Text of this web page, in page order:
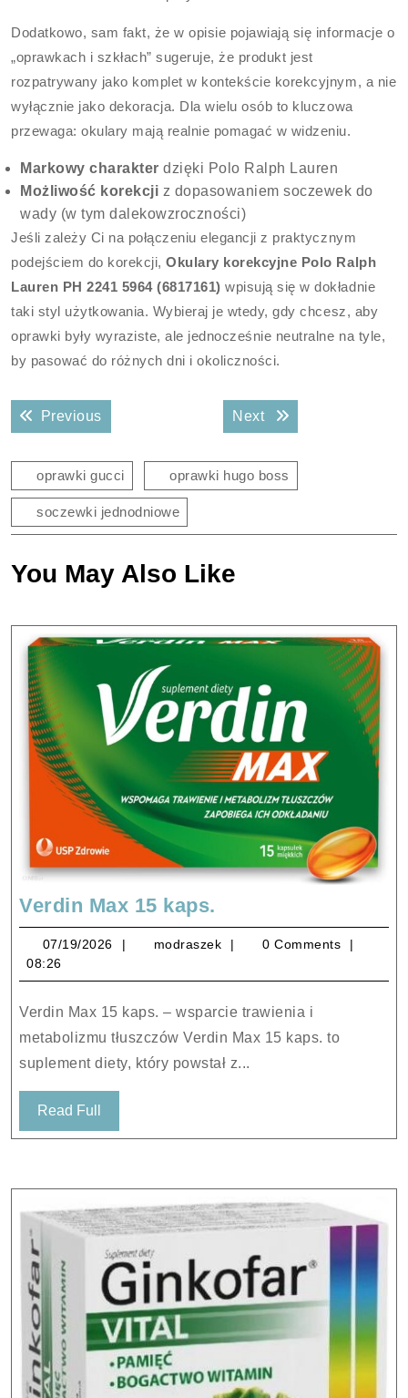
Dodatkowo, sam fakt, że w opisie pojawiają się informacje o
„oprawkach i szkłach” sugeruje, że produkt jest
rozpatrywany jako komplet w kontekście korekcyjnym, a nie
wyłącznie jako dekoracja. Dla wielu osób to kluczowa
przewaga: okulary mają realnie pomagać w widzeniu.
Markowy charakter dzięki Polo Ralph Lauren
Możliwość korekcji z dopasowaniem soczewek do
wady (w tym dalekowzroczności)
Jeśli zależy Ci na połączeniu elegancji z praktycznym
podejściem do korekcji,Okulary korekcyjne Polo Ralph
Lauren PH 2241 5964 (6817161) wpisują się w dokładnie
taki styl użytkowania. Wybieraj je wtedy, gdy chcesz, aby
oprawki były wyraziste, ale jednocześnie neutralne na tyle,
by pasować do różnych dni i okoliczności.
Nawigacja
wpisuPreviousPrevious post: Next Next post:
oprawki gucci oprawki hugo boss
soczewki jednodniowe
You May Also Like
Verdin Max 15 kaps.
Max
15
kaps.
07/19/2026 07/19/2026
modraszek modraszek
0 Comments
08:26
Verdin Max 15 kaps. – wsparcie trawienia i
metabolizmu tłuszczów Verdin Max 15 kaps. to
suplement diety, który powstał z...
Read Full
Full